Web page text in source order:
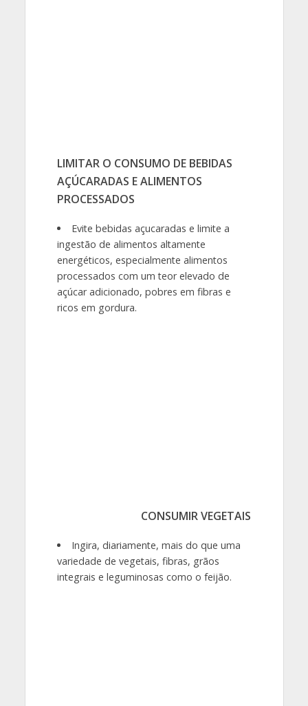
LIMITAR O CONSUMO DE BEBIDAS
AÇÚCARADAS E ALIMENTOS
PROCESSADOS
Evite bebidas açucaradas e limite a
ingestão de alimentos altamente
energéticos, especialmente alimentos
processados com um teor elevado de
açúcar adicionado, pobres em fibras e
ricos em gordura.
CONSUMIR VEGETAIS
Ingira, diariamente, mais do que uma
variedade de vegetais, fibras, grãos
integrais e leguminosas como o feijão.